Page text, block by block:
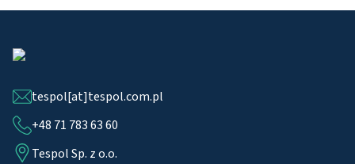
tespol[at]tespol.com.pl
+48 71 783 63 60
Tespol Sp. z o.o.